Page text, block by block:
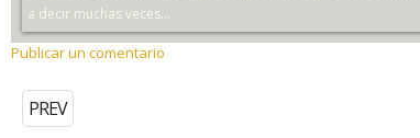
a decir muchas veces...
Publicar un comentario
PREV